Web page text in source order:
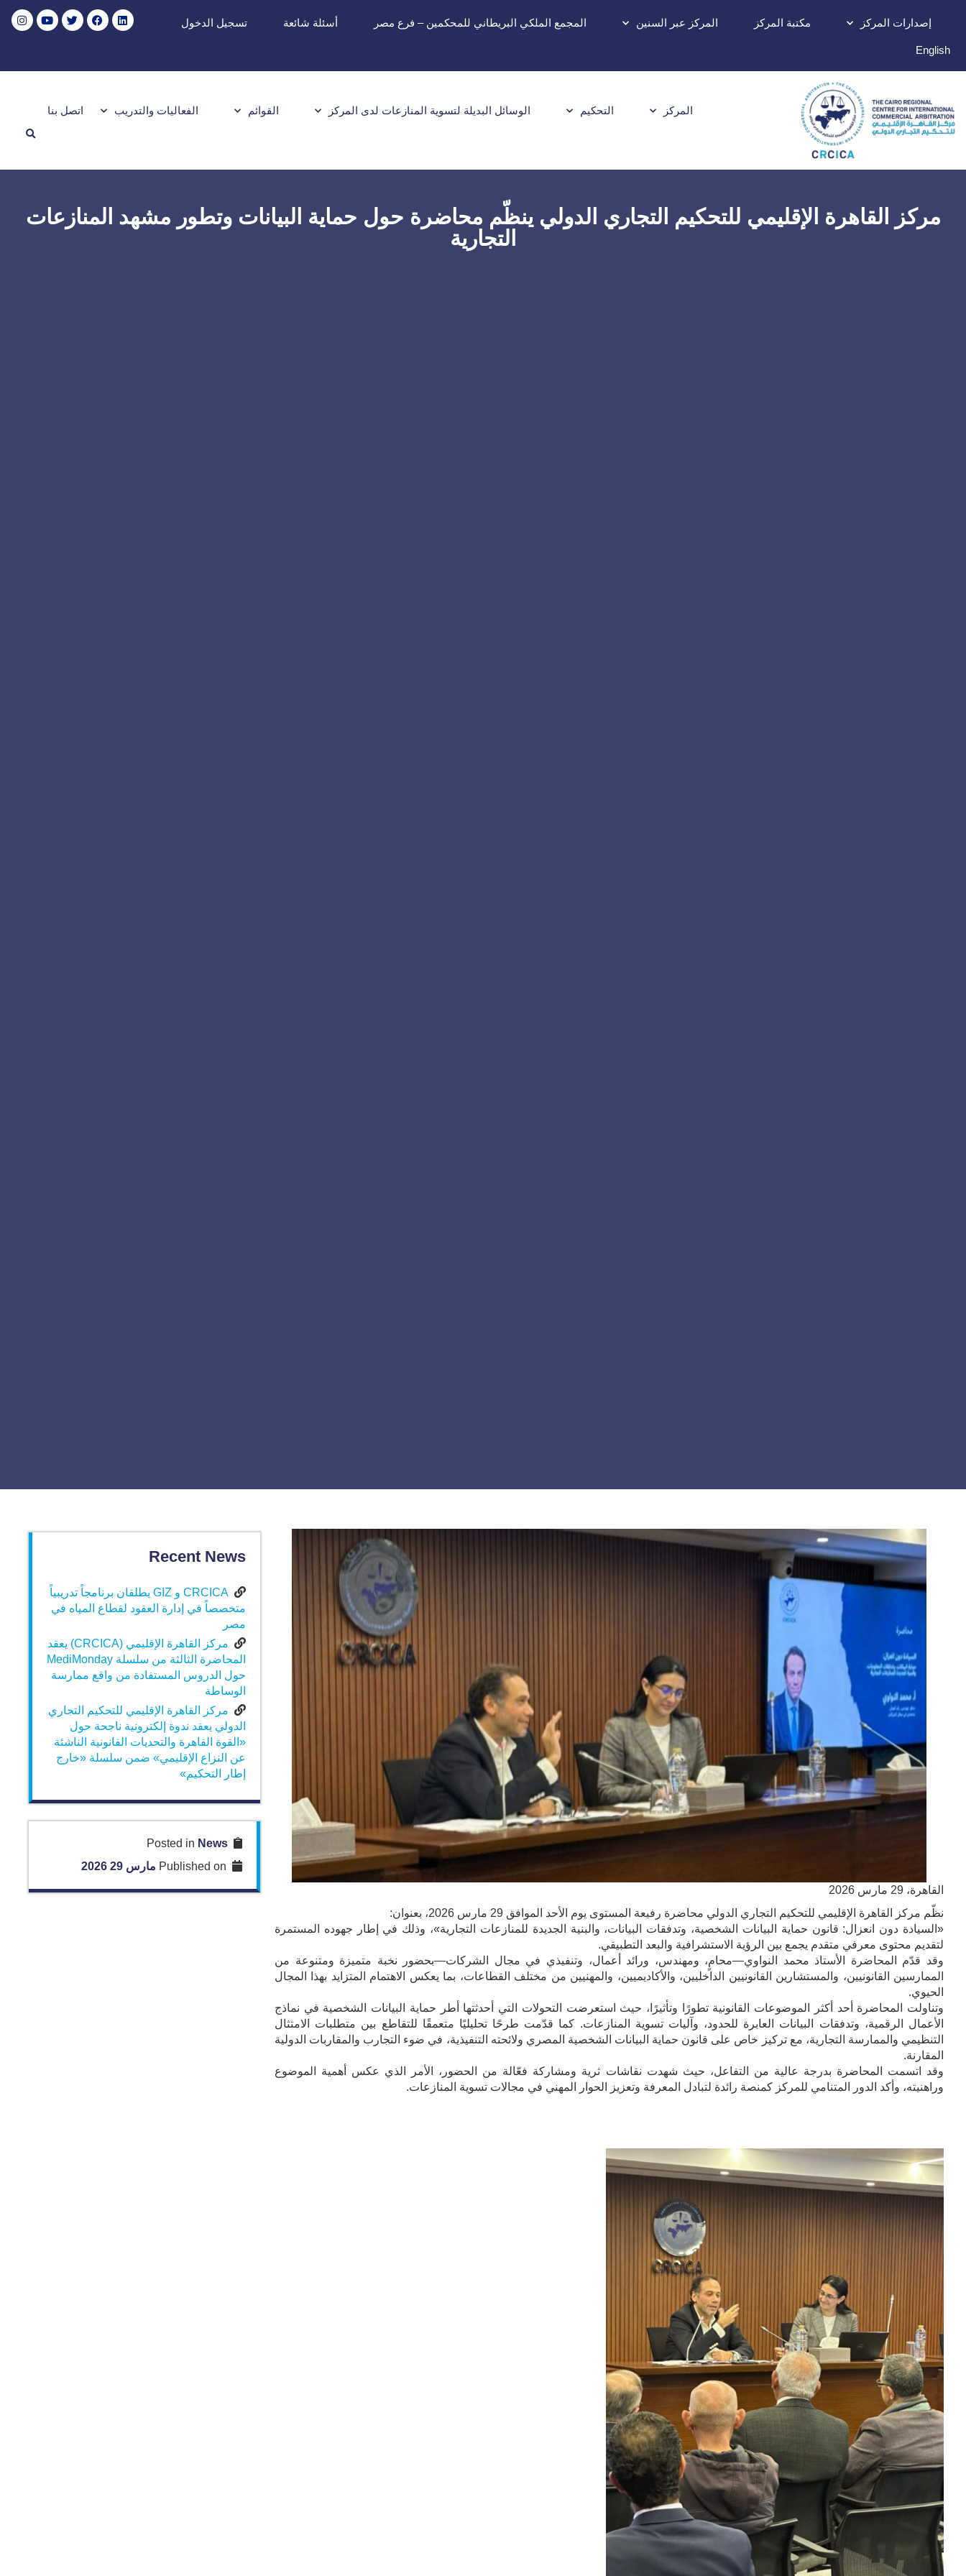
إصدارات المركز مكتبة المركز المركز عبر السنين المجمع الملكي البريطاني للمحكمين – فرع مصر أسئلة شائعة تسجيل الدخول
English
المركز التحكيم الوسائل البديلة لتسوية المنازعات لدى المركز القوائم الفعاليات والتدريب اتصل بنا
مركز القاهرة الإقليمي للتحكيم التجاري الدولي ينظّم محاضرة حول حماية البيانات وتطور مشهد المنازعات
التجارية
القاهرة، 29 مارس 2026
نظّم مركز القاهرة الإقليمي للتحكيم التجاري الدولي محاضرة رفيعة المستوى يوم الأحد الموافق 29 مارس 2026، بعنوان:
«السيادة دون انعزال: قانون حماية البيانات الشخصية، وتدفقات البيانات، والبنية الجديدة للمنازعات التجارية»، وذلك في إطار جهوده المستمرة
لتقديم محتوى معرفي متقدم يجمع بين الرؤية الاستشرافية والبعد التطبيقي.
وقد قدّم المحاضرة الأستاذ محمد النواوي—محامٍ، ومهندس، ورائد أعمال، وتنفيذي في مجال الشركات—بحضور نخبة متميزة ومتنوعة من
الممارسين القانونيين، والمستشارين القانونيين الداخليين، والأكاديميين، والمهنيين من مختلف القطاعات، بما يعكس الاهتمام المتزايد بهذا المجال
الحيوي.
وتناولت المحاضرة أحد أكثر الموضوعات القانونية تطورًا وتأثيرًا، حيث استعرضت التحولات التي أحدثتها أطر حماية البيانات الشخصية في نماذج
الأعمال الرقمية، وتدفقات البيانات العابرة للحدود، وآليات تسوية المنازعات. كما قدّمت طرحًا تحليليًا متعمقًا للتقاطع بين متطلبات الامتثال
التنظيمي والممارسة التجارية، مع تركيز خاص على قانون حماية البيانات الشخصية المصري ولائحته التنفيذية، في ضوء التجارب والمقاربات الدولية
المقارنة.
وقد اتسمت المحاضرة بدرجة عالية من التفاعل، حيث شهدت نقاشات ثرية ومشاركة فعّالة من الحضور، الأمر الذي عكس أهمية الموضوع
وراهنيته، وأكد الدور المتنامي للمركز كمنصة رائدة لتبادل المعرفة وتعزيز الحوار المهني في مجالات تسوية المنازعات.
Recent News
CRCICA و GIZ يطلقان برنامجاً تدريبياً
متخصصاً في إدارة العقود لقطاع المياه في
مصر
مركز القاهرة الإقليمي (CRCICA) يعقد
المحاضرة الثالثة من سلسلة MediMonday
حول الدروس المستفادة من واقع ممارسة
الوساطة
مركز القاهرة الإقليمي للتحكيم التجاري
الدولي يعقد ندوة إلكترونية ناجحة حول
«القوة القاهرة والتحديات القانونية الناشئة
عن النزاع الإقليمي» ضمن سلسلة «خارج
إطار التحكيم»
Posted in
News
Published on
مارس 29 2026